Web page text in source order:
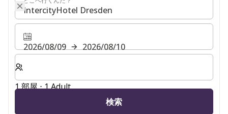
2026/08/09
2026/08/10
客室数と宿泊人数をお選びください。
1 部屋 ⋅ 1 Adult
検索